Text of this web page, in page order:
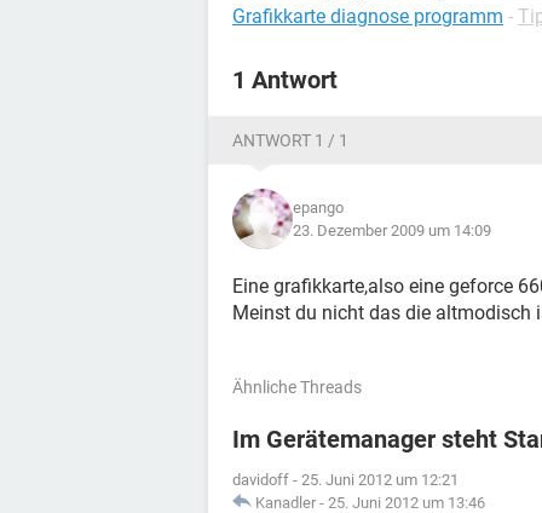
Grafikkarte diagnose programm -
1 Antwort
ANTWORT 1 / 1
epango
23. Dezember 2009 um 14:09
Eine grafikkarte,also eine geforce
Meinst du nicht das die altmodisch
Ähnliche Threads
Im Gerätemanager steht
davidoff - 25. Juni 2012 um 12:21
Kanadler - 25. Juni 2012 um 13:46